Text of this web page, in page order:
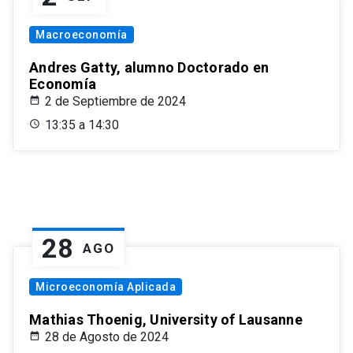
Macroeconomía
Andres Gatty, alumno Doctorado en
Economía
2 de Septiembre de 2024
13:35 a 14:30
28 AGO
Microeconomía Aplicada
Mathias Thoenig, University of Lausanne
28 de Agosto de 2024